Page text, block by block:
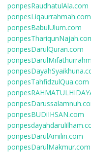
ponpesRaudhatulAla.com
ponpesLiqaurrahmah.com
ponpesBabulUlum.com
ponpesDarulQuran.com
ponpesTahfidzulQua.com
ponpesBUDiIHSAN.com
ponpesDarulAmilin.com
ponpesDarulMakmur.com